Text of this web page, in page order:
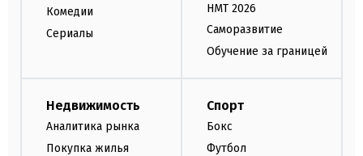
Комедии
Сериалы
НМТ 2026
Саморазвитие
Обучение за границей
Недвижимость
Аналитика рынка
Покупка жилья
Спорт
Бокс
Футбол